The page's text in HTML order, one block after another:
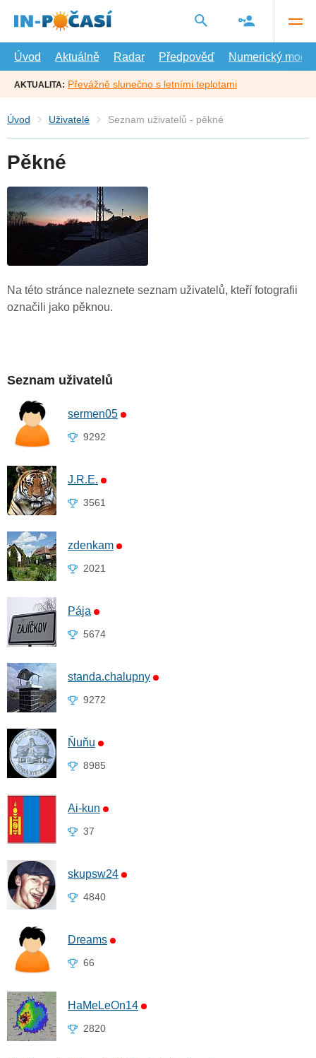
hlavní
Úvod
Aktuálně Radar Předpověď Numerický model
AKTUALITA: Převážně slunečno s letními teplotami
Úvod Uživatelé Seznam uživatelů - pěkné
Pěkné
Na této stránce naleznete seznam uživatelů, kteří fotografii
označili jako pěknou.
Seznam uživatelů
sermen05
9292
J.R.E.
3561
zdenkam
2021
Pája
5674
standa.chalupny
9272
Ňuňu
8985
Ai-kun
37
skupsw24
4840
Dreams
66
HaMeLeOn14
2820